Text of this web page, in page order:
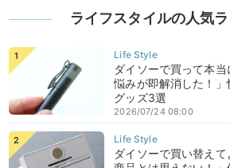
ライフスタイルの人気
ダイソーで買って本
悩みが即解消した！
グッズ3選
2026/07/24 08:00
ダイソーで買い替え